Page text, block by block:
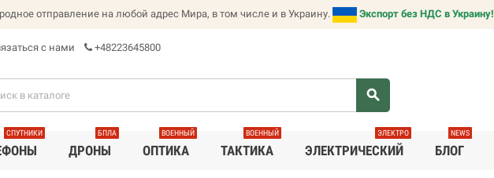
отправление на любой адрес Мира, в том числе и в Украину. Экспорт без НДС в Украину!
с нами +48223645800
search
СПУТНИКИ
ДРОНЫ
БПЛА
ОПТИКА
ВОЕННЫЙ
ТАКТИКА
ВОЕННЫЙ
ЭЛЕКТРИЧЕСКИЙ
ЭЛЕКТРО
БЛОГ
NEWS